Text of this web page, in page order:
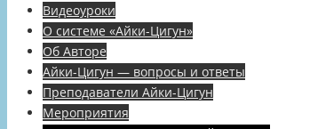
Видеоуроки
О системе «Айки-Цигун»
Об Авторе
Айки-Цигун — вопросы и ответы
Преподаватели Айки-Цигун
Мероприятия